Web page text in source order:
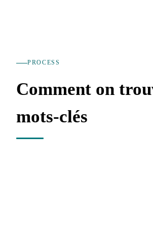
PROCESS
Comment on
mots-clés